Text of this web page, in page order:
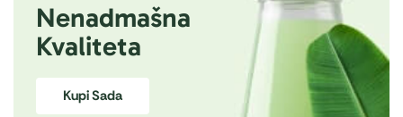
Nenadmašna
Kvaliteta
Kupi Sada